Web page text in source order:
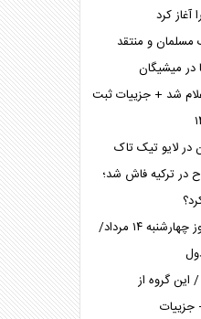
جدید است؟
کرد
و منتقد
در میشیگان
شد + جزییات ثبت
در لایو تیک تاک
در ترکیه فاش شد؛
آخرین قیمت طلا و سکه امروز چهارشنبه ۱۴ مرداد/
این گروه از
جزییات